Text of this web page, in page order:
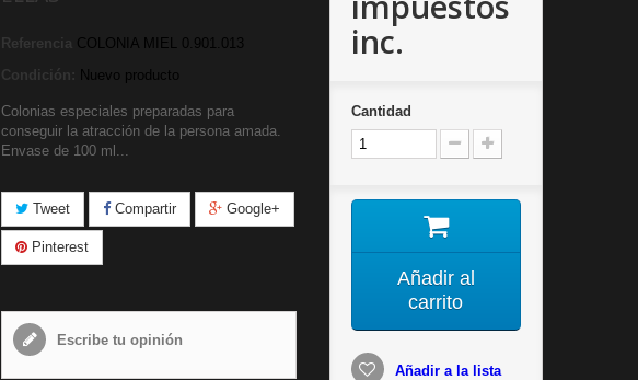
Referencia COLONIA MIEL 0.901.013
Condición: Nuevo producto
Colonias especiales preparadas para
conseguir la atracción de la persona amada.
Envase de 100 ml...
Tweet Compartir Google+
Pinterest
Escribe tu opinión
inc.
Cantidad
Añadir al
carrito
Añadir a la lista